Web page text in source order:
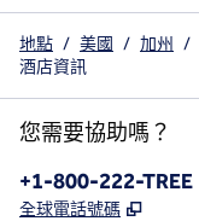
地點 / 美國 / 加州 /
酒店資訊
您需要協助嗎？
電話：
+1-800-222-TREE
全球電話號碼 ,